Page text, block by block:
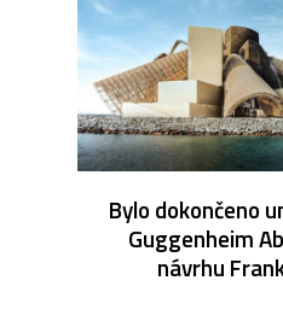
Bylo dokončeno
Guggenheim
návrhu